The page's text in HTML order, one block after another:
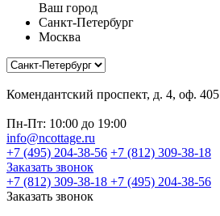
Ваш город
Санкт-Петербург
Москва
Комендантский проспект, д. 4, оф. 405
Пн-Пт: 10:00 до 19:00
info@ncottage.ru
+7 (495) 204-38-56 +7 (812) 309-38-18
Заказать звонок
+7 (812) 309-38-18 +7 (495) 204-38-56
Заказать звонок